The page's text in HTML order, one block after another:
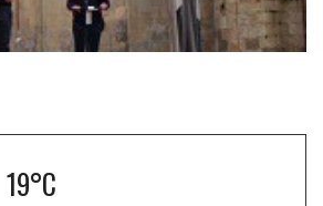
19°C